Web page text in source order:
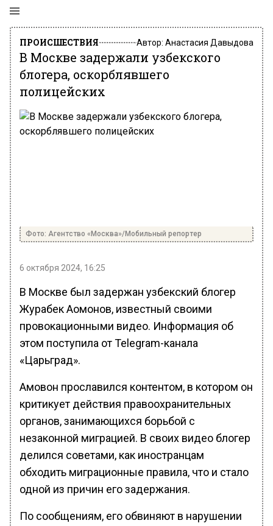
ПРОИСШЕСТВИЯ Автор: Анастасия Давыдова
В Москве задержали узбекского
блогера, оскорблявшего
полицейских
Фото: Агентство «Москва»/Мобильный репортер
6 октября 2024, 16:25
В Москве был задержан узбекский блогер
Журабек Аомонов, известный своими
провокационными видео. Информация об
этом поступила от Telegram-канала
«Царьград».
Амовон прославился контентом, в котором он
критикует действия правоохранительных
органов, занимающихся борьбой с
незаконной миграцией. В своих видео блогер
делился советами, как иностранцам
обходить миграционные правила, что и стало
одной из причин его задержания.
По сообщениям, его обвиняют в нарушении